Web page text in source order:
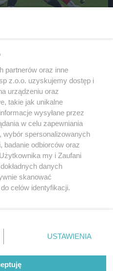
zapowiedz 2
regulamin korzystania z portali
Skontakuj sięz nami
Kontakt
Wydawca
Redakcja
partnerów oraz inne
z.o.o. uzyskujemy dostęp i
urządzeniu oraz
takie jak unikalne
wysyłane przez
w celu zapewniania
wybór spersonalizowanych
badanie odbiorców oraz
my i Zaufani
danych
skanować
celów identyfikacji.
ustawień prywatności
rogu strony
nie wymagają zgody
sprzeciwić się takiemu
USTAWIENIA